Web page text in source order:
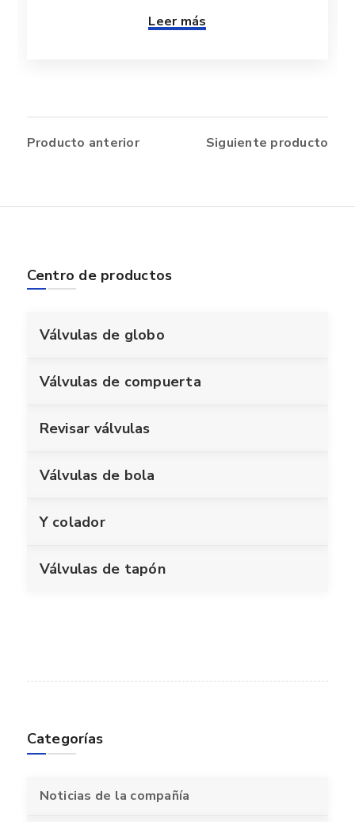
Leer más
Producto anterior Siguiente producto
Centro de productos
Válvulas de globo
Válvulas de compuerta
Revisar válvulas
Válvulas de bola
Y colador
Válvulas de tapón
Categorías
Noticias de la compañía